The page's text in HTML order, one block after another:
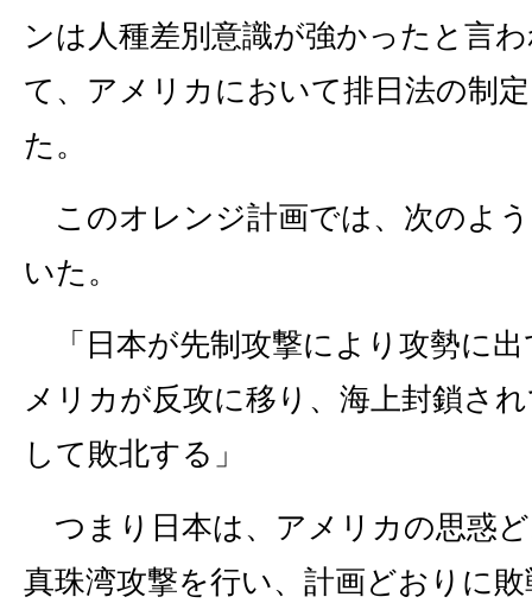
ンは人種差別意識が強かったと言
て、アメリカにおいて排日法の制
た。
このオレンジ計画では、次のよ
いた。
「日本が先制攻撃により攻勢に
メリカが反攻に移り、海上封鎖さ
して敗北する」
つまり日本は、アメリカの思惑
真珠湾攻撃を行い、計画どおりに